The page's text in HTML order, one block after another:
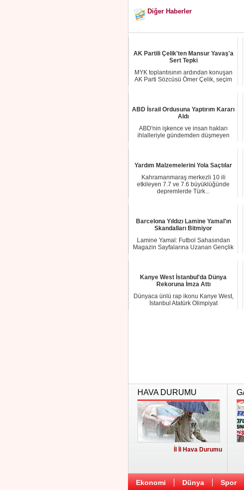
Diğer Haberler
AK Partili Çelik'ten Mansur Yavaş'a
Sert Tepki
MYK toplantısının ardından konuşan
AK Parti Sözcüsü Ömer Çelik, seçim
ABD İsrail Ordusuna Yaptırım Kararı
Aldı
ABD'nin işkence ve insan hakları
ihlalleriyle gündemden düşmeyen
Yardım Malzemelerini Yola Saçtılar
Kahramanmaraş merkezli 10 ili
etkileyen 7.7 ve 7.6 büyüklüğünde
depremlerde Türk...
Barcelona Yıldızı Lamine Yamal'ın
Skandalları Bitmiyor
Lamine Yamal: Futbol Sahasından
Magazin Sayfalarına Uzanan Gençlik
Kanye West İstanbul'da Dünya
Rekoruna İmza Attı
Dünyaca ünlü rap ikonu Kanye West,
İstanbul Atatürk Olimpiyat
HAVA DURUMU
İl İl Hava Durumu
Ekonomi Dünya Spor